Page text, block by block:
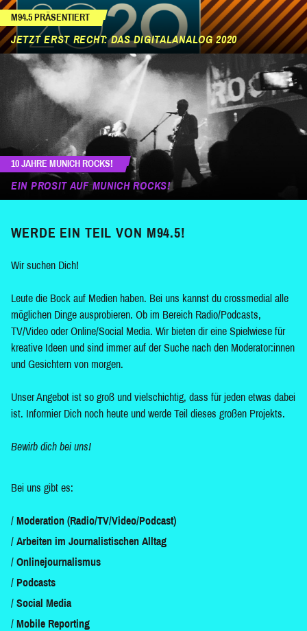
M94.5 PRÄSENTIERT
JETZT ERST RECHT: DAS DIGITALANALOG 2020
10 JAHRE MUNICH ROCKS!
EIN PROSIT AUF MUNICH ROCKS!
WERDE EIN TEIL VON M94.5!
Wir suchen Dich!
Leute die Bock auf Medien haben. Bei uns kannst du crossmedial alle
möglichen Dinge ausprobieren. Ob im Bereich Radio/Podcasts,
TV/Video oder Online/Social Media. Wir bieten dir eine Spielwiese für
kreative Ideen und sind immer auf der Suche nach den Moderator:innen
und Gesichtern von morgen.
Unser Angebot ist so groß und vielschichtig, dass für jeden etwas dabei
ist. Informier Dich noch heute und werde Teil dieses großen Projekts.
Bewirb dich bei uns!
Bei uns gibt es:
Moderation (Radio/TV/Video/Podcast)
Arbeiten im Journalistischen Alltag
Onlinejournalismus
Podcasts
Social Media
Mobile Reporting